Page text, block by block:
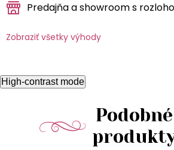
Predajňa a showroom s
Zobraziť všetky výhody
High-contrast mode
Podobné